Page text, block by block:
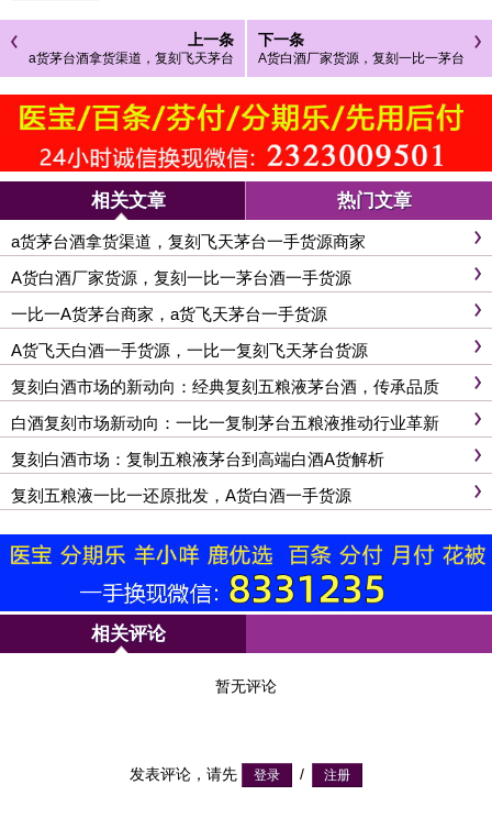
上一条
a货茅台酒拿货渠道，复刻飞天茅台
一手货源商家
下一条
A货白酒厂家货源，复刻一比一茅台
酒一手货源
相关文章 热门文章
a货茅台酒拿货渠道，复刻飞天茅台一手货源商家
A货白酒厂家货源，复刻一比一茅台酒一手货源
一比一A货茅台商家，a货飞天茅台一手货源
A货飞天白酒一手货源，一比一复刻飞天茅台货源
复刻白酒市场的新动向：经典复刻五粮液茅台酒，传承品质
白酒复刻市场新动向：一比一复制茅台五粮液推动行业革新
复刻白酒市场：复制五粮液茅台到高端白酒A货解析
复刻五粮液一比一还原批发，A货白酒一手货源
相关评论
暂无评论
发表评论，请先 /